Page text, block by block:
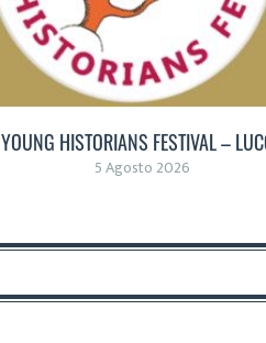
YOUNG HISTORIANS FESTIVAL –
5 Agosto 2026